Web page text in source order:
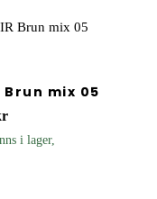
Brun mix 05
i lager,